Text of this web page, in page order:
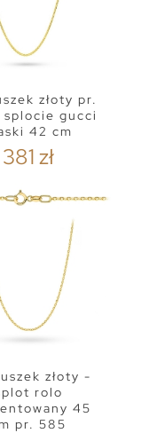
złoty pr.
splocie gucci
42 cm
381 zł
złoty -
rolo
45
pr. 585